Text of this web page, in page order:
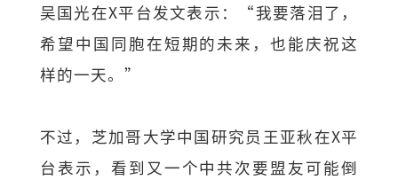
吴国光在X平台发文表示：“我要落泪了，
希望中国同胞在短期的未来，也能庆祝这
样的一天。”
不过，芝加哥大学中国研究员王亚秋在X平
台表示，看到又一个中共次要盟友可能倒